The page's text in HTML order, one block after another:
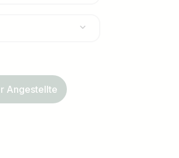
Angestellte